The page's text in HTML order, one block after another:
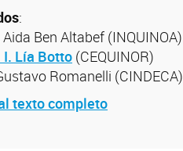
:
Aida Ben Altabef (INQUINOA)
I. Lía Botto (CEQUINOR)
Romanelli (CINDECA)
texto completo